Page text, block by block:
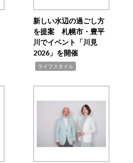
新しい水辺の過ごし方
を提案 札幌市・豊平
川でイベント「川見
2026」を開催
ライフスタイル